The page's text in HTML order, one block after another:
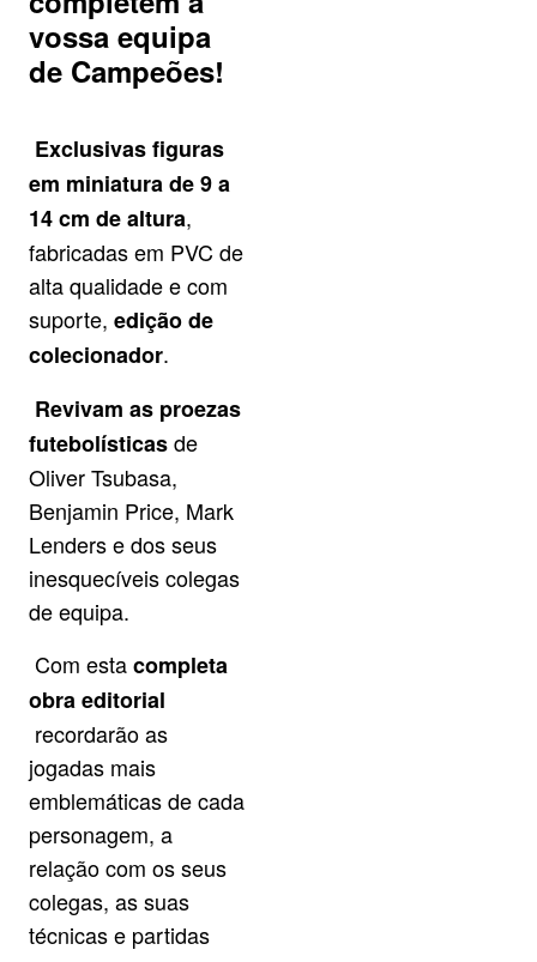
vossa equipa
de Campeões!
Exclusivas figuras
em miniatura de 9 a
14 cm de altura,
fabricadas em PVC de
alta qualidade e com
suporte, edição de
colecionador.
Revivam as proezas
futebolísticasde
Oliver Tsubasa,
Benjamin Price, Mark
Lenders e dos seus
inesquecíveis colegas
de equipa.
Com estacompleta
obra editorial
recordarão as
jogadas mais
emblemáticas de cada
personagem, a
relação com os seus
colegas, as suas
técnicas e partidas